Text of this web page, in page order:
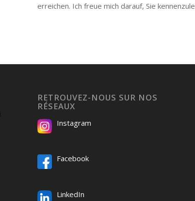
erreichen. Ich freue mich darauf, Sie
RETROUVEZ-NOUS SUR NOS
RÉSEAUX
Instagram
Facebook
LinkedIn